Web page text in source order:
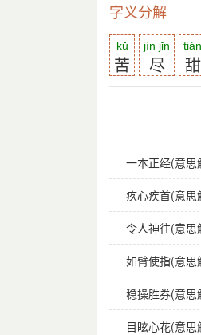
字义分解
kǔ
苦
jìn jǐn
尽
tián
甜
一本正经(意思
疚心疾首(意思
令人神往(意思
如臂使指(意思
稳操胜券(意思
目眩心花(意思